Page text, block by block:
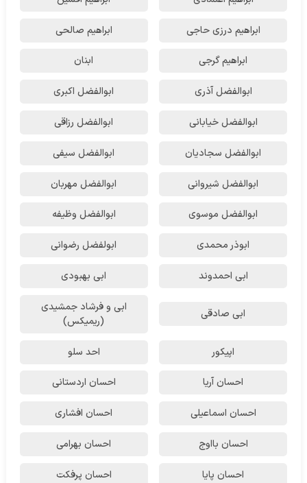
ابراهیم درزی حاجی ابراهیم صالحی
ابراهیم گرجی ابنان
ابوالفضل آذری ابوالفضل اکبری
ابوالفضل خیابانی ابوالفضل رزاقی
ابوالفضل سجادیان ابوالفضل سیفی
ابوالفضل شیروانی ابوالفضل مهربان
ابوالفضل موسوی ابوالفضل وظیفه
ابوذر محمدی ابولفضل رضوانی
ابی احمدوند ابی بهبودی
ابی صادقی
ابی و فرشاد جمشیدی
(ریمیکس)
اپیکور احد سلو
احسان آریا احسان اردستانی
احسان اسماعیلی احسان افشاری
احسان بااوج احسان بهرامی
احسان پایا احسان پرفکت